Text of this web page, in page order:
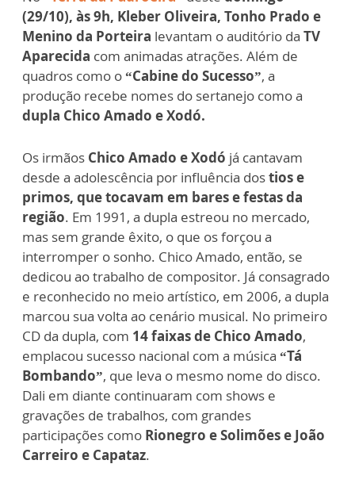
(29/10), às 9h, Kleber Oliveira, Tonho Prado e
Menino da Porteira levantam o auditório da TV
Aparecida com animadas atrações. Além de
quadros como o“Cabine do Sucesso”, a
produção recebe nomes do sertanejo como a
dupla Chico Amado e Xodó.
Os irmãos Chico Amado e Xodó já cantavam
desde a adolescência por influência dostios e
primos, que tocavam em bares e festas da
região. Em 1991, a dupla estreou no mercado,
mas sem grande êxito, o que os forçou a
interromper o sonho. Chico Amado, então, se
dedicou ao trabalho de compositor. Já consagrado
e reconhecido no meio artístico, em 2006, a dupla
marcou sua volta ao cenário musical. No primeiro
CD da dupla, com 14 faixas de Chico Amado,
emplacou sucesso nacional com a música “Tá
Bombando”, que leva o mesmo nome do disco.
Dali em diante continuaram com shows e
gravações de trabalhos, com grandes
participações como Rionegro e Solimões e João
Carreiro e Capataz.